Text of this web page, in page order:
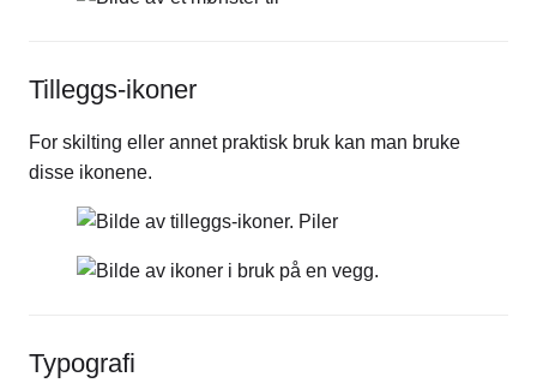
Tilleggs-ikoner
For skilting eller annet praktisk bruk kan man bruke
disse ikonene.
Typografi